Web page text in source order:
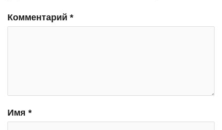
Комментарий *
Имя *